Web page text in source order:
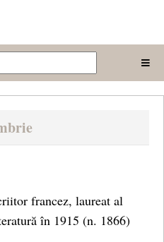
francez, laureat al
în 1915 (n. 1866)